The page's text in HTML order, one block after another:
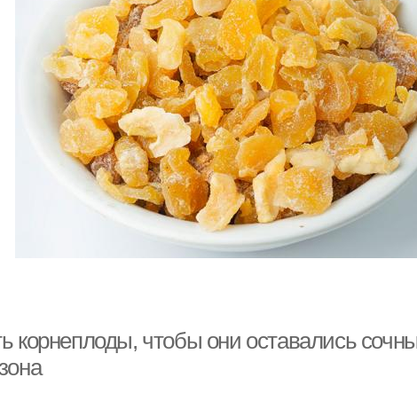
корнеплоды, чтобы они оставались